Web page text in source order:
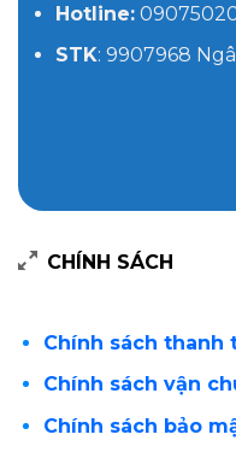
Hotline:
STK: 9907968
CHÍNH SÁCH
Chính sách thanh
Chính sách vận
Chính sách bảo